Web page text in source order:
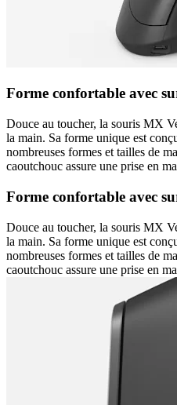
Forme confortable avec
Douce au toucher, la souris MX
la main. Sa forme unique est
nombreuses formes et tailles de
caoutchouc assure une prise en
Forme confortable avec
Douce au toucher, la souris MX
la main. Sa forme unique est
nombreuses formes et tailles de
caoutchouc assure une prise en